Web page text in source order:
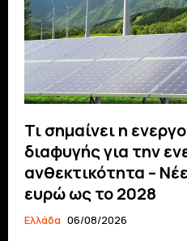
Τι σημαίνει η
διαφυγής για την
ανθεκτικότητα –
ευρώ ως το 2028
Ελλάδα 06/08/2026